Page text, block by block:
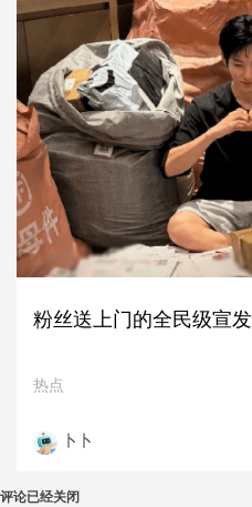
粉丝送上门的全民级宣
热点
卜卜
评论已经关闭